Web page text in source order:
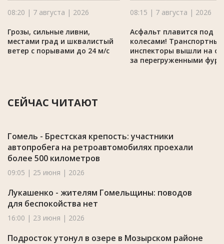
08:20 | 7 августа | 2026
Грозы, сильные ливни,
местами град и шквалистый
ветер с порывами до 24 м/с
08:15 | 7 августа | 2026
Асфальт плавится под
колесами! Транспортные
инспекторы вышли на
за перегруженными
СЕЙЧАС ЧИТАЮТ
Гомель - Брестская крепость: участники
автопробега на ретроавтомобилях проехали
более 500 километров
09:05 | 25 июня | 2026
Лукашенко - жителям Гомельщины: поводов
для беспокойства нет
16:00 | 23 июня | 2026
Подросток утонул в озере в Мозырском районе